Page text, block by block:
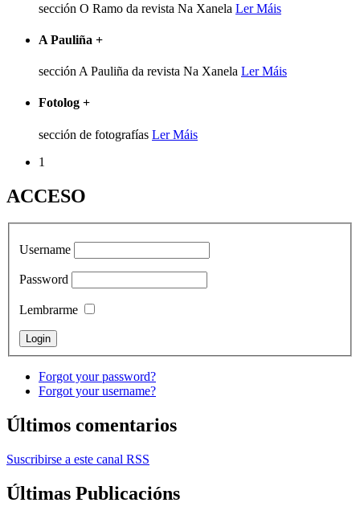
sección O Ramo da revista Na Xanela Ler Máis
A Pauliña +
sección A Pauliña da revista Na Xanela Ler Máis
Fotolog +
sección de fotografías Ler Máis
1
ACCESO
Username
Password
Lembrarme
Forgot your password?
Forgot your username?
Últimos comentarios
Suscribirse a este canal RSS
Últimas Publicacións